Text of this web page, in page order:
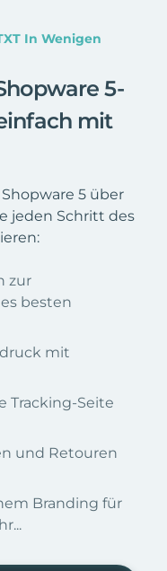
In Wenigen
5-
mit
5 über
jeden Schritt des
zur
besten
mit
Tracking-Seite
und Retouren
Branding für